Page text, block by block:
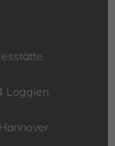
Loggien